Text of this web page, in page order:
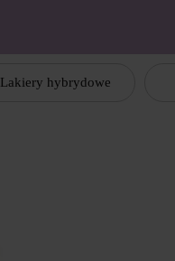
Lakiery hybrydowe